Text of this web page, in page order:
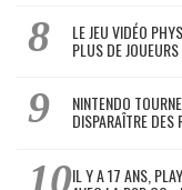
LE JEU VIDÉO
PLUS DE
NINTENDO
DISPARAÎTRE DES
IL Y A 17 ANS,